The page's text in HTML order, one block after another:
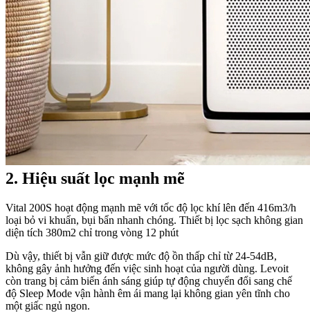
2. Hiệu suất lọc mạnh mẽ
Vital 200S hoạt động mạnh mẽ với tốc độ lọc khí lên đến 416m3/h
loại bỏ vi khuẩn, bụi bẩn nhanh chóng. Thiết bị lọc sạch không gian
diện tích 380m2 chỉ trong vòng 12 phút
Dù vậy, thiết bị vẫn giữ được mức độ ồn thấp chỉ từ 24-54dB,
không gây ảnh hưởng đến việc sinh hoạt của người dùng. Levoit
còn trang bị cảm biến ánh sáng giúp tự động chuyển đổi sang chế
độ Sleep Mode vận hành êm ái mang lại không gian yên tĩnh cho
một giấc ngủ ngon.